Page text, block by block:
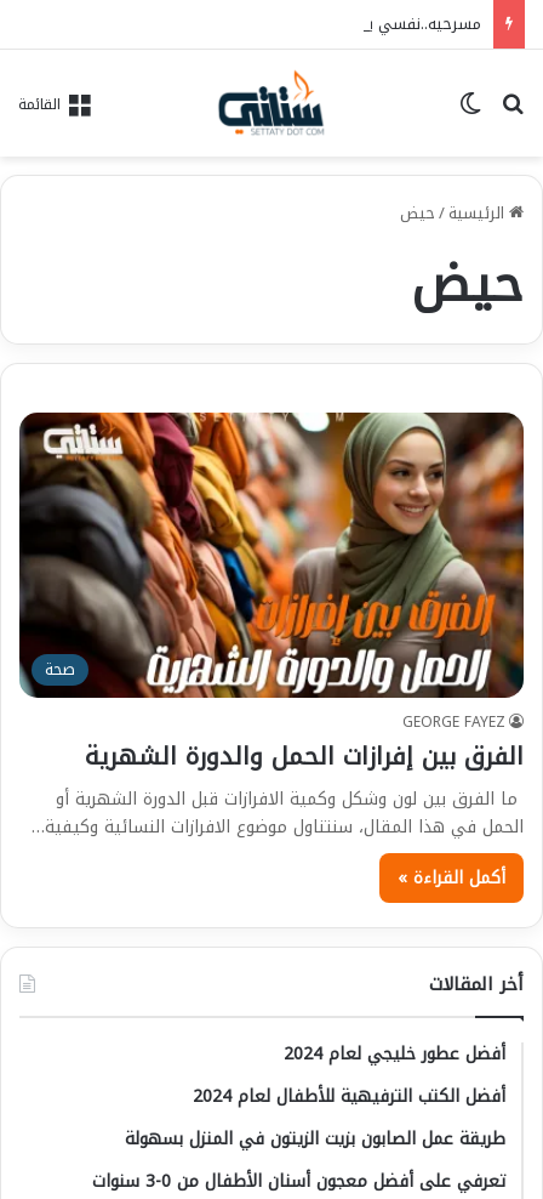
القائمة بحث عن
الرئيسية/حيض
حيض
صحة
GEORGE FAYEZ
الفرق بين إفرازات الحمل والدورة الشهرية
ما الفرق بين لون وشكل وكمية الافرازات قبل الدورة الشهرية أو
الحمل في هذا المقال، سنتناول موضوع الافرازات النسائية وكيفية…
أكمل القراءة »
أخر المقالات
أفضل عطور خليجي لعام 2024
أفضل الكتب الترفيهية للأطفال لعام 2024
طريقة عمل الصابون بزيت الزيتون في المنزل بسهولة
تعرفي على أفضل معجون أسنان الأطفال من 0-3 سنوات